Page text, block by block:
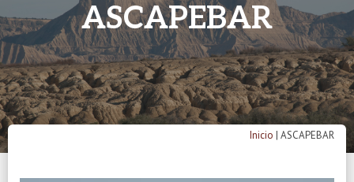
ASCAPEBAR
Inicio | ASCAPEBAR